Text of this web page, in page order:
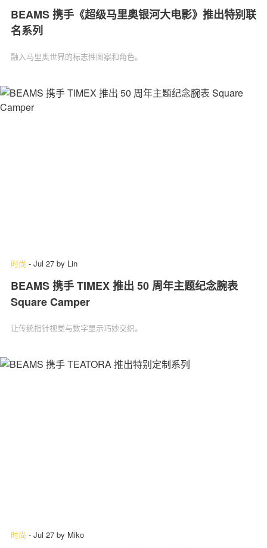
BEAMS 携手《超级马里奥银河大电影》推出特别联
名系列
融入马里奥世界的标志性图案和角色。
时尚 - Jul 27 by Lin
BEAMS 携手 TIMEX 推出 50 周年主题纪念腕表
Square Camper
让传统指针视觉与数字显示巧妙交织。
时尚 - Jul 27 by Miko